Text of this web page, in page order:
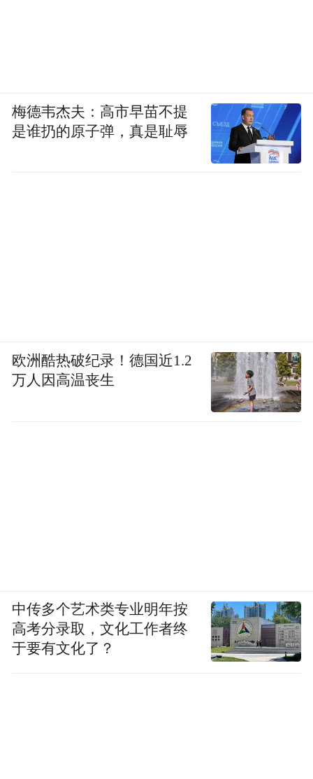
梅德韦杰夫：高市早苗不提
是谁扔的原子弹，真是耻辱
欧洲酷热破纪录！德国近1.2
万人因高温丧生
中传多个艺术类专业明年按
高考分录取，文化工作者终
于要有文化了？